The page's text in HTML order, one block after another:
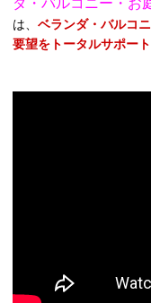
ダ・バルコニー・お
は、 ベランダ・バルコ
要望をトータルサポート